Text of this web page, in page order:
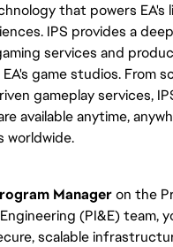
that powers EA's
IPS provides a
services and
game studios. From
gameplay services,
available anytime,
worldwide.
Manageron the
(PI&E) team,
scalable